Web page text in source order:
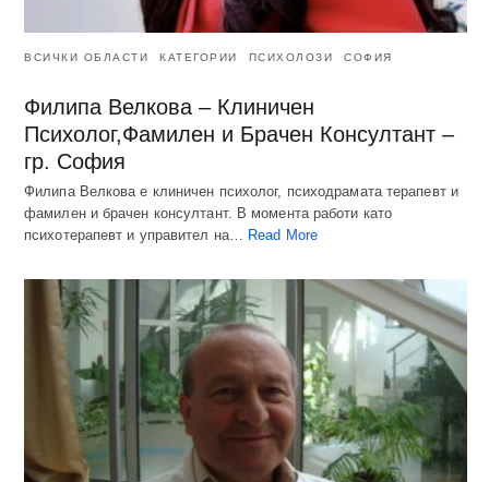
ВСИЧКИ ОБЛАСТИ КАТЕГОРИИ ПСИХОЛОЗИ СОФИЯ
Филипа Велкова – Клиничен
Психолог,Фамилен и Брачен Консултант –
гр. София
Филипа Велкова е клиничен психолог, психодрамата терапевт и
фамилен и брачен консултант. В момента работи като
психотерапевт и управител на…
Read More